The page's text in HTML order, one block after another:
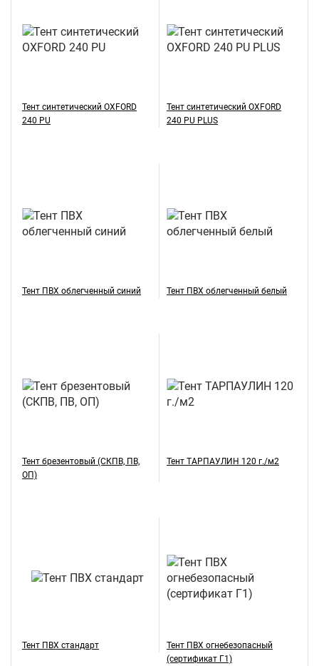
Тент синтетический OXFORD
240 PU
Тент синтетический OXFORD
240 PU PLUS
Тент ПВХ облегченный синий Тент ПВХ облегченный белый
Тент брезентовый (СКПВ, ПВ,
ОП)
Тент ТАРПАУЛИН 120 г./м2
Тент ПВХ стандарт
Тент ПВХ огнебезопасный
(сертификат Г1)